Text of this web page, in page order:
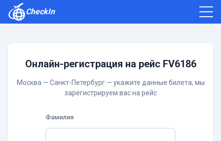
CheckIn
Онлайн-регистрация на рейс FV6186
Москва — Санкт-Петербург — укажите данные билета, мы
зарегистрируем вас на рейс
Фамилия